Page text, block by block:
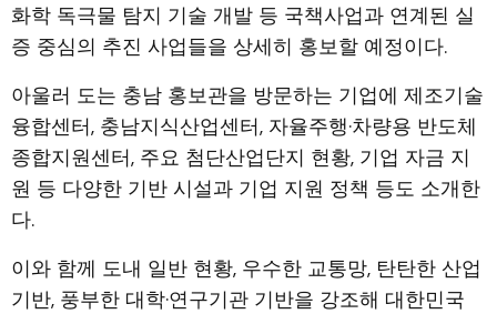
화학 독극물 탐지 기술 개발 등 국책사업과 연계된 실
증 중심의 추진 사업들을 상세히 홍보할 예정이다.
아울러 도는 충남 홍보관을 방문하는 기업에 제조기술
융합센터, 충남지식산업센터, 자율주행·차량용 반도체
종합지원센터, 주요 첨단산업단지 현황, 기업 자금 지
원 등 다양한 기반 시설과 기업 지원 정책 등도 소개한
다.
이와 함께 도내 일반 현황, 우수한 교통망, 탄탄한 산업
기반, 풍부한 대학·연구기관 기반을 강조해 대한민국